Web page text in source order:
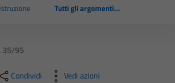
Istruzione Tutti gli argomenti...
35/95
Condividi Vedi azioni